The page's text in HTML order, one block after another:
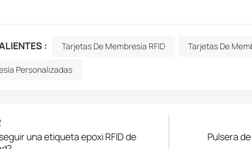
: Tarjetas De Membresía RFID Tarjetas De
Personalizadas
una etiqueta epoxi RFID de
Pulsera